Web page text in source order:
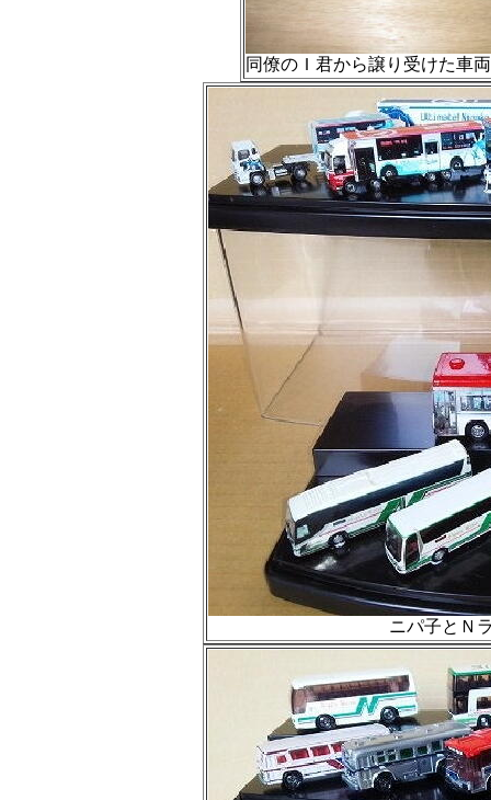
同僚のＩ君から譲り受けた車
ニパ子とＮ